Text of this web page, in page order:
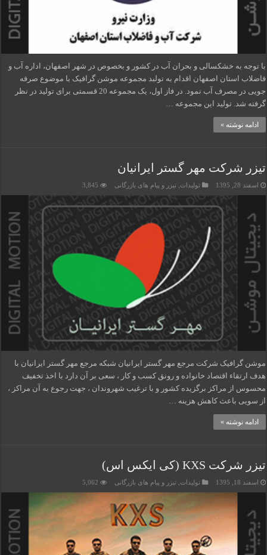
با توجه به خشکسالی و بحران آب در کشور و بخصوص در شهر اصفهان، اداره آب و
فاضلاب استان اصفهان اقدام به تولبد مجموعه موشن گرافیک با موضوع صرفه
جویی در مصرف آب نمود. در فاز اول، یک مجموعه 20 قسمتی برای تولید در نظر
گرفته شد. تولید این مجموعه …
ادامه نوشته »
تیزر شرکت مهر گستر ایرانیان
اسفند 28, 1395 تولیدات ,تیزر و پیام های بازرگانی 3,845
موشن گرافیک شرکت مرجع مهر گستر ایرانیان شبکه مرجع مهر گستر ایرانیان با
هدف ارتقاء اقتصاد خانواده و رونق کسب و کار ، سعی بر آن دارد با اخذ تخفیف
محسوس از مراکز برگزیده کشور و با ترغیب شهروندان ، جهت رجوع به آن مراکز ،
از سویی باعث کاهش هزینه …
ادامه نوشته »
تیزر شرکت KXS (کی ایکس اس)
اسفند 18, 1395 تولیدات ,تیزر و پیام های بازرگانی 5,062